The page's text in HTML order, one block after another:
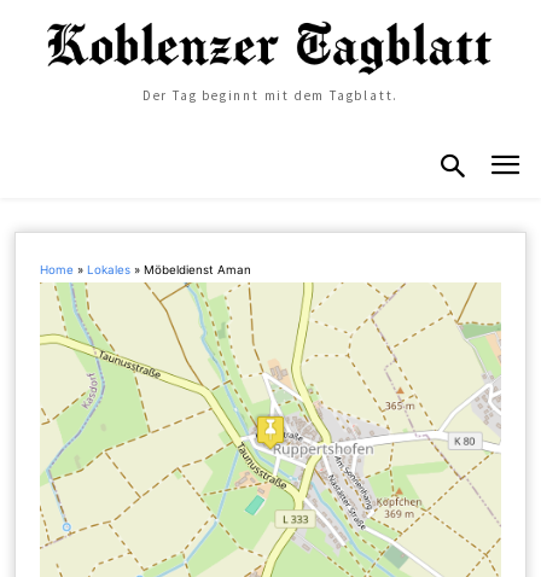
Der Tag beginnt mit dem Tagblatt.
Home »Lokales »Möbeldienst Aman